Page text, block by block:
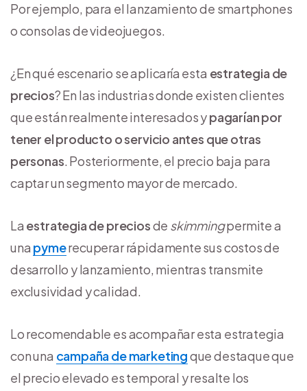
Por ejemplo, para el lanzamiento de smartphones
o consolas de videojuegos.
¿En qué escenario se aplicaría esta estrategia de
precios? En las industrias donde existen clientes
que están realmente interesados ypagarían por
tener el producto o servicio antes que otras
personas. Posteriormente, el precio baja para
captar un segmento mayor de mercado.
La estrategia de preciosde skimmingpermite a
una pymerecuperar rápidamente sus costos de
desarrollo y lanzamiento, mientras transmite
exclusividad y calidad.
Lo recomendable es acompañar esta estrategia
con una campaña de marketingque destaque que
el precio elevado es temporal y resalte los